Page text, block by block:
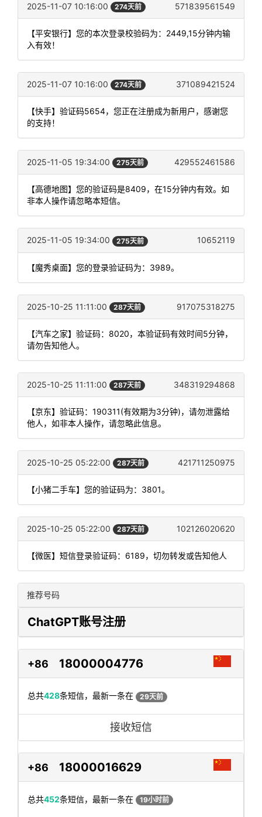
2025-11-07 10:16:00 274天前 571839561549
【平安银行】您的本次登录校验码为：2449,15分钟内输
入有效！
2025-11-07 10:16:00 274天前 371089421524
【快手】验证码5654，您正在注册成为新用户，感谢您
的支持！
2025-11-05 19:34:00 275天前 429552461586
【高德地图】您的验证码是8409，在15分钟内有效。如
非本人操作请忽略本短信。
2025-11-05 19:34:00 275天前 10652119
【魔秀桌面】您的登录验证码为：3989。
2025-10-25 11:11:00 287天前 917075318275
【汽车之家】验证码：8020，本验证码有效时间5分钟，
请勿告知他人。
2025-10-25 11:11:00 287天前 348319294868
【京东】验证码：190311(有效期为3分钟)，请勿泄露给
他人，如非本人操作，请忽略此信息。
2025-10-25 05:22:00 287天前 421711250975
【小猪二手车】您的验证码为：3801。
2025-10-25 05:22:00 287天前 102126020620
【微医】短信登录验证码：6189，切勿转发或告知他人
推荐号码
ChatGPT账号注册
+86 18000004776
总共428条短信，最新一条在 29天前
接收短信
+86 18000016629
总共452条短信，最新一条在 19小时前